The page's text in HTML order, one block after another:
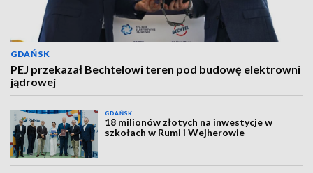
GDAŃSK
PEJ przekazał Bechtelowi teren pod budowę elektrowni
jądrowej
GDAŃSK
18 milionów złotych na inwestycje w
szkołach w Rumi i Wejherowie